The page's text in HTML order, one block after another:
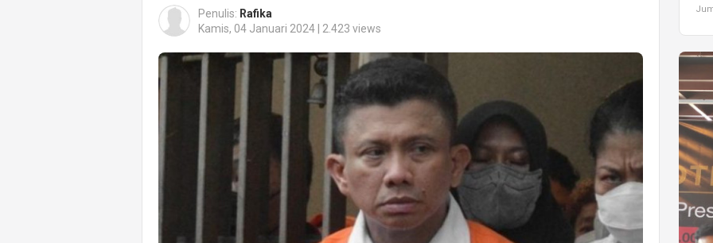
Penulis: Rafika
Kamis, 04 Januari 2024 | 2.423 views